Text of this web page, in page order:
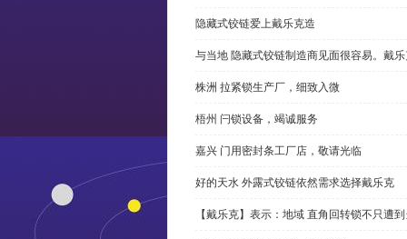
隐藏式铰链爱上戴乐克造
与当地 隐藏式铰链制造商见面很容易。戴
株洲 拉紧锁生产厂，细致入微
梧州 闩锁设备，竭诚服务
嘉兴 门用密封条工厂店，敬请光临
好的天水 外露式铰链依然需求选择戴乐克
【戴乐克】表示：地域 直角回转锁不只遭